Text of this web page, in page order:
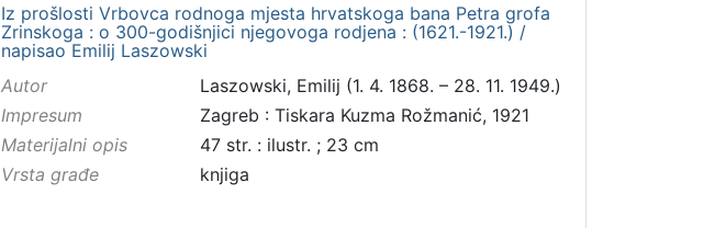
Iz prošlosti Vrbovca rodnoga mjesta hrvatskoga bana Petra grofa
Zrinskoga : o 300-godišnjici njegovoga rodjena : (1621.-1921.) /
napisao Emilij Laszowski
Autor
Laszowski, Emilij (1. 4. 1868. – 28. 11. 1949.)
Impresum
Zagreb : Tiskara Kuzma Rožmanić, 1921
Materijalni opis
47 str. : ilustr. ; 23 cm
Vrsta građe
knjiga